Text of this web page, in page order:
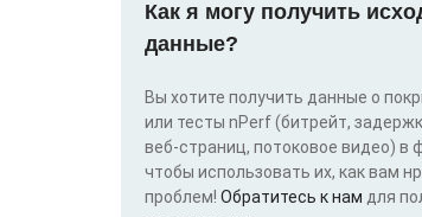
Как я могу получить
данные?
Вы хотите получить данные о
или тесты nPerf (битрейт,
веб-страниц, потоковое видео) в
чтобы использовать их, как вам
проблем! Обратитесь к нам для